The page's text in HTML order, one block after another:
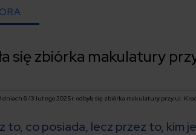
się zbiórka makulatury
dniach 6-13 lutego 2025r. odbyła się zbiórka makulatury przy ul.
to, co posiada, lecz przez to, kim